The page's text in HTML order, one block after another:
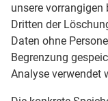
unsere vorrangigen
Dritten der
Daten ohne
Begrenzung
Analyse verwendet